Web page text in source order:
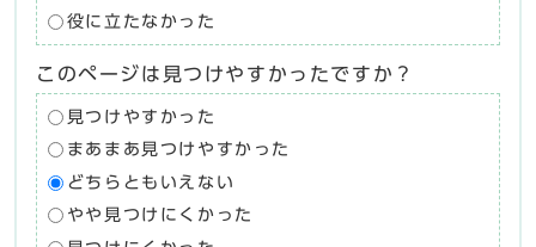
役に立たなかった
このページは見つけやすかったですか？
見つけやすかった
まあまあ見つけやすかった
どちらともいえない
やや見つけにくかった